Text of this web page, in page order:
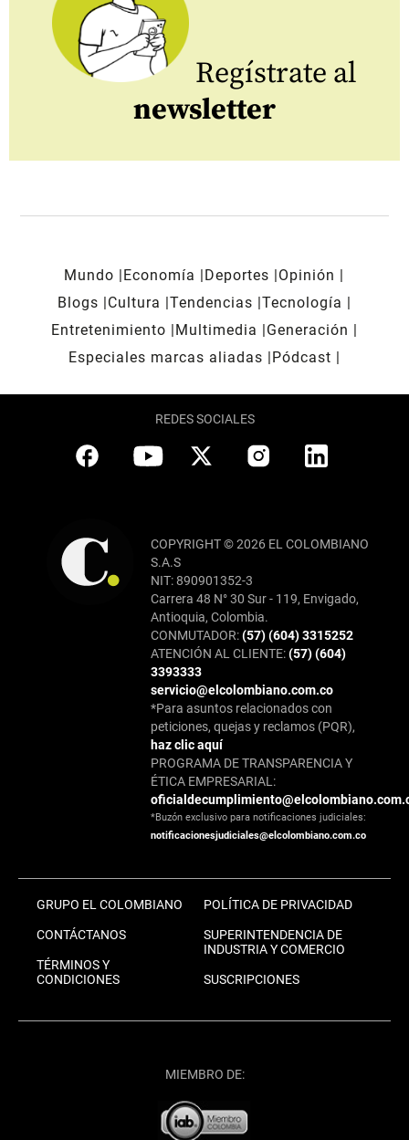
Regístrate al
newsletter
Mundo Economía Deportes
Opinión
Blogs
Cultura Tendencias Tecnología
Entretenimiento
Multimedia
Generación
Especiales marcas aliadas
Pódcast
REDES SOCIALES
COPYRIGHT © 2026 EL COLOMBIANO
S.A.S
NIT: 890901352-3
Carrera 48 N° 30 Sur - 119, Envigado,
Antioquia, Colombia.
CONMUTADOR:(57) (604) 3315252
ATENCIÓN AL CLIENTE:(57) (604)
3393333
servicio@elcolombiano.com.co
*Para asuntos relacionados con
peticiones, quejas y reclamos (PQR),
haz clic aquí
PROGRAMA DE TRANSPARENCIA Y
ÉTICA EMPRESARIAL:
*Buzón exclusivo para notificaciones judiciales:
notificacionesjudiciales@elcolombiano.com.co
GRUPO EL COLOMBIANO
CONTÁCTANOS
TÉRMINOS Y
CONDICIONES
POLÍTICA DE PRIVACIDAD
SUPERINTENDENCIA DE
INDUSTRIA Y COMERCIO
SUSCRIPCIONES
MIEMBRO DE: